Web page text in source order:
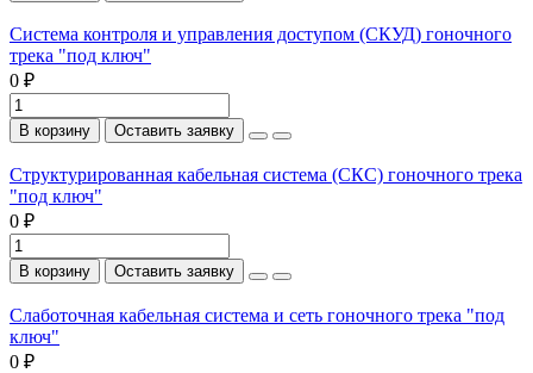
Система контроля и управления доступом (СКУД) гоночного
трека "под ключ"
0 ₽
В корзину Оставить заявку
Структурированная кабельная система (СКС) гоночного трека
"под ключ"
0 ₽
В корзину Оставить заявку
Слаботочная кабельная система и сеть гоночного трека "под
ключ"
0 ₽